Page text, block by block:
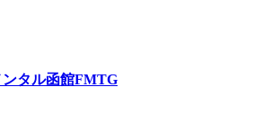
ンタル函館FMTG